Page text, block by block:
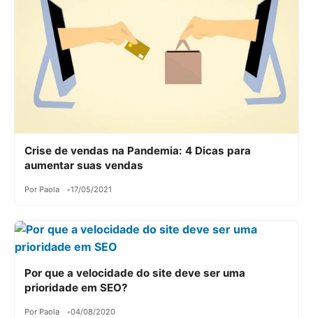
Crise de vendas na Pandemia: 4 Dicas para
aumentar suas vendas
Por Paola 17/05/2021
Por que a velocidade do site deve ser uma
prioridade em SEO?
Por Paola 04/08/2020